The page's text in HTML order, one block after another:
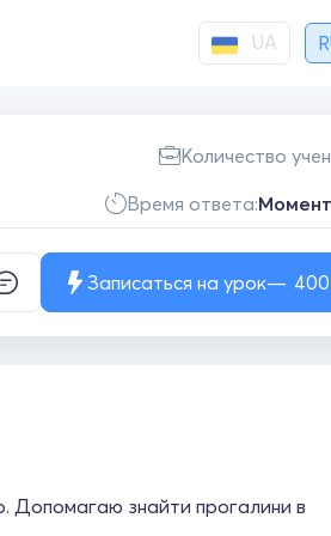
UA
Количество
Время ответа:
Записаться на урок 400
Допомагаю знайти прогалини в